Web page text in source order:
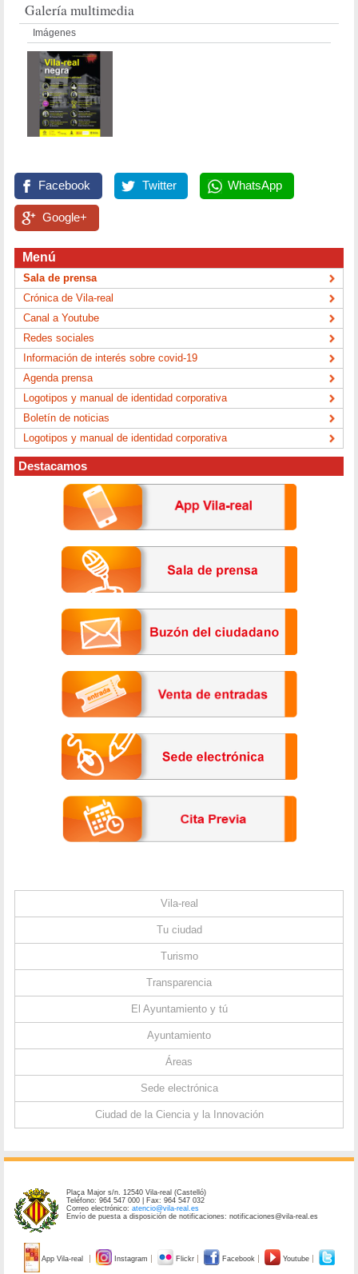
Galería multimedia
Imágenes
Facebook Twitter WhatsApp
Google+
Menú
Sala de prensa
Crónica de Vila-real
Canal a Youtube
Redes sociales
Información de interés sobre covid-19
Agenda prensa
Logotipos y manual de identidad corporativa
Boletín de noticias
Logotipos y manual de identidad corporativa
Destacamos
Vila-real
Tu ciudad
Turismo
Transparencia
El Ayuntamiento y tú
Ayuntamiento
Áreas
Sede electrónica
Ciudad de la Ciencia y la Innovación
Plaça Major s/n. 12540 Vila-real (Castelló)
Teléfono: 964 547 000 | Fax: 964 547 032
Correo electrónico:atencio@vila-real.es
Envío de puesta a disposición de notificaciones: notificaciones@vila-real.es
App Vila-real Instagram Flickr Facebook Youtube